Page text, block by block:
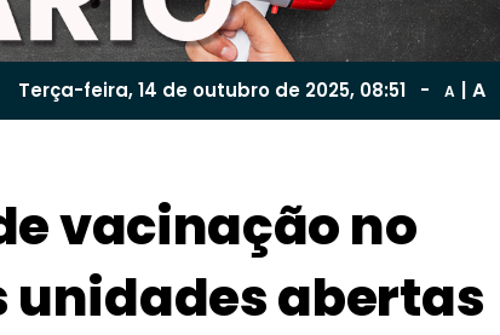
Terça-feira, 14 de outubro de 2025, 08:51 - A A
vacinação no
unidades abertas